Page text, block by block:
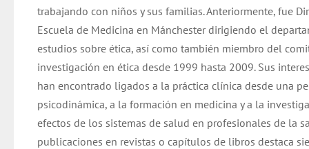
trabajando con niños y sus familias. Anteriormente, fue
Escuela de Medicina en Mánchester dirigiendo el
estudios sobre ética, así como también miembro del
investigación en ética desde 1999 hasta 2009. Sus
han encontrado ligados a la práctica clínica desde una
psicodinámica, a la formación en medicina y a la
efectos de los sistemas de salud en profesionales de la
publicaciones en revistas o capítulos de libros destaca